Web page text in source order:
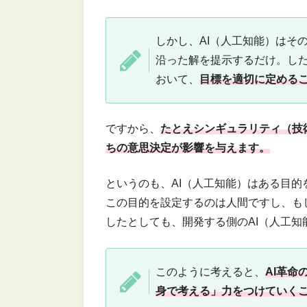
しかし、AI（人工知能）はそ
沿った解を提示するだけ。し
おいて、 目標を適切に定める
ですから、 たとえシンギュラリティ（
ちの意思決定が影響を与えます。
というのも、AI（人工知能）はある目
この目的を設定するのは人間ですし、
したとしても、開発する側のAI（人工
このように考えると、 AI革命
身で考える」力をつけていく